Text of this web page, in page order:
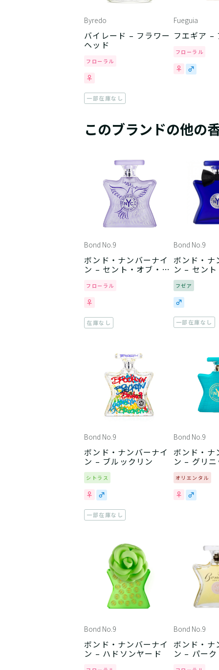
Byredo
バイレード – フラワー
ヘッド
フローラル
一部在庫なし
Fueguia
フエギア –
フローラル
このブランドの他の
Bond No.9
ボンド・ナンバーナイ
ン – セント・オブ・ピ
フローラル
在庫なし
Bond No.9
ボンド・ナ
ン – セン
ース フォー
フゼア
一部在庫なし
Bond No.9
ボンド・ナンバーナイ
ン – ブルックリン
シトラス
一部在庫なし
Bond No.9
ボンド・ナ
ン – グリ
ッジ
オリエンタル
Bond No.9
ボンド・ナンバーナイ
ン – ハドソンヤード
Bond No.9
ボンド・ナ
ン – パー